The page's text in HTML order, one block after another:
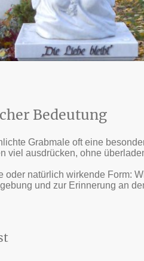
Bedeutung
Grabmale oft eine
viel ausdrücken, ohne
natürlich wirkende Form:
und zur Erinnerung an